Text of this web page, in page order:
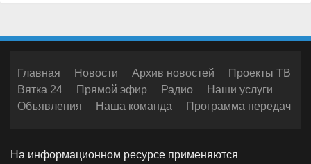
Главная Новости Архив новостей
Проекты ТВ
Вятка 24
Прямой эфир Радио
Наши услуги
Объявления
Наша команда Программа передач
На информационном ресурсе применяются